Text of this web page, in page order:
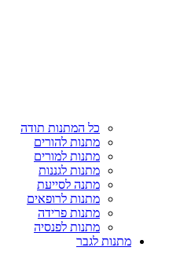
כל המתנות תודה
מתנות להורים
מתנות למורים
מתנות לגננות
מתנה לסייעת
מתנות לרופאים
מתנות פרידה
מתנות לפנסיה
מתנות לגבר